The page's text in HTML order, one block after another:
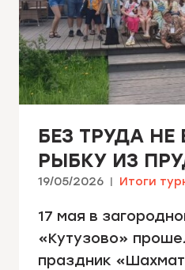
БЕЗ ТРУДА
РЫБКУ ИЗ
19/05/2026 Итоги
17 мая в
«Кутузово»
праздник